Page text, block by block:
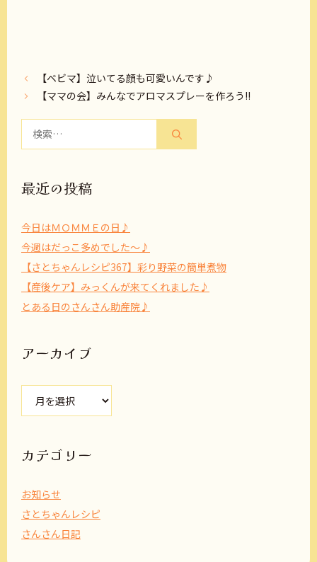
【ベビマ】泣いてる顔も可愛いんです♪
【ママの会】みんなでアロマスプレーを作ろう!!
最近の投稿
今日はＭＯＭＭＥの日♪
今週はだっこ多めでした～♪
【さとちゃんレシピ367】彩り野菜の簡単煮物
【産後ケア】みっくんが来てくれました♪
とある日のさんさん助産院♪
アーカイブ
カ
ブ
カテゴリー
お知らせ
さとちゃんレシピ
さんさん日記